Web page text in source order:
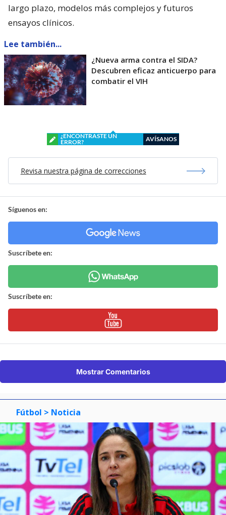
largo plazo, modelos más complejos y futuros
ensayos clínicos.
Lee también...
¿Nueva arma contra el SIDA?
Descubren eficaz anticuerpo para
combatir el VIH
¿ENCONTRASTE UN
ERROR?
AVÍSANOS
Revisa nuestra página de correcciones
Síguenos en:
Suscríbete en:
Suscríbete en:
Mostrar Comentarios
Fútbol > Noticia